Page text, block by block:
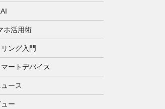
ホ活用術
ング入門
ートデバイス
ース
ー